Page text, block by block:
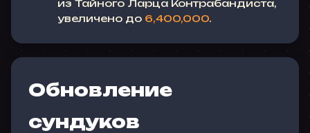
из Тайного Ларца Контрабандиста,
увеличено до 6,400,000.
Обновление
сундуков